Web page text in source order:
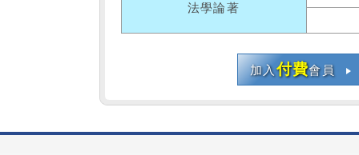
法學論著
加入付費會員